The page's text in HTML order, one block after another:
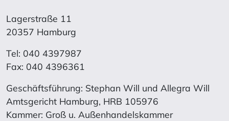
Lagerstraße 11
20357 Hamburg
Tel: 040 4397987
Fax: 040 4396361
Geschäftsführung: Stephan Will und Allegra Will
Amtsgericht Hamburg, HRB 105976
Kammer: Groß u. Außenhandelskammer